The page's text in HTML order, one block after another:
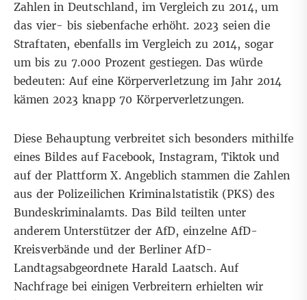
Zahlen in Deutschland, im Vergleich zu 2014, um
das vier- bis siebenfache erhöht. 2023 seien die
Straftaten, ebenfalls im Vergleich zu 2014, sogar
um bis zu 7.000 Prozent gestiegen. Das würde
bedeuten: Auf eine Körperverletzung im Jahr 2014
kämen 2023 knapp 70 Körperverletzungen.
Diese Behauptung verbreitet sich besonders mithilfe
eines Bildes aufFacebook, Instagram, Tiktokund
auf der Plattform X. Angeblich stammen die Zahlen
aus der Polizeilichen Kriminalstatistik (PKS) des
Bundeskriminalamts. Das Bild teilten unter
anderemUnterstützer der AfD, einzelneAfD-
Kreisverbände und der Berliner AfD-
Landtagsabgeordnete Harald Laatsch. Auf
Nachfrage bei einigen Verbreitern erhielten wir